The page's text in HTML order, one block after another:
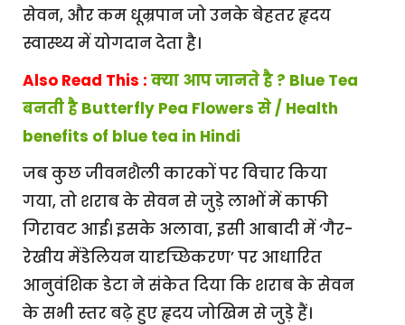
सेवन, और कम धूम्रपान जो उनके बेहतर हृदय
स्वास्थ्य में योगदान देता है।
Also Read This : क्या आप जानते है ? Blue Tea
बनती है Butterfly Pea Flowers से / Health
benefits of blue tea in Hindi
जब कुछ जीवनशैली कारकों पर विचार किया
गया, तो शराब के सेवन से जुड़े लाभों में काफी
गिरावट आई। इसके अलावा, इसी आबादी में ‘गैर-
रेखीय मेंडेलियन यादृच्छिकरण’ पर आधारित
आनुवंशिक डेटा ने संकेत दिया कि शराब के सेवन
के सभी स्तर बढ़े हुए हृदय जोखिम से जुड़े हैं।